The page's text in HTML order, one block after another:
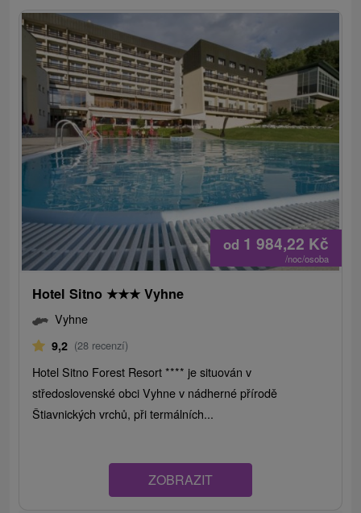
od 1 984,22 Kč
/noc/osoba
Hotel Sitno ★★★ Vyhne
Vyhne
9,2 (28 recenzí)
Hotel Sitno Forest Resort **** je situován v
středoslovenské obci Vyhne v nádherné přírodě
Štiavnických vrchů, při termálních...
ZOBRAZIT